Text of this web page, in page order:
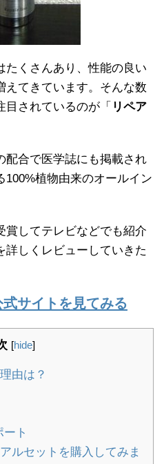
たくさんあり、性能の良い
えてきています。そんな数
されているのが「 リペア
配合で医学誌にも掲載され
100%植物由来のオールイン
賞してテレビなどでも紹介
詳しくレビューしていきた
サイトを見てみる
[hide]
由は？
ト
ルセットを購入してみま